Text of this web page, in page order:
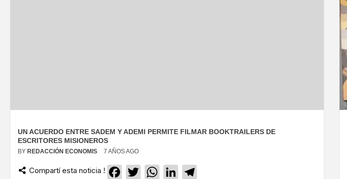
UN ACUERDO ENTRE SADEM Y ADEMI PERMITE FILMAR BOOKTRAILERS DE
ESCRITORES MISIONEROS
BY REDACCIÓN ECONOMIS 7 AÑOS AGO
Compartí esta noticia ! Facebook
TwitterWhatsApp
LinkedIn